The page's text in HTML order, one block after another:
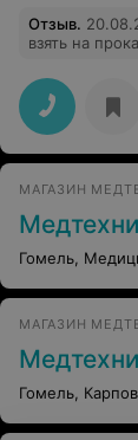
Отзыв.
взять на
день до 19
здоровье и
Буду дальше
благодаря
МАГАЗИН
Гомель,
МАГАЗИН
Гомель,